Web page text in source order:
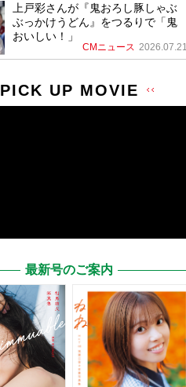
上戸彩さんが『鬼おろし豚しゃぶ
ぶっかけうどん』をつるりで「鬼
おいしい！」
CMニュース 2026.07.21
PICK UP MOVIE
最新号のご案内